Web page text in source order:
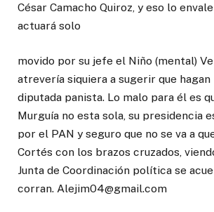
César Camacho Quiroz, y eso lo
actuará solo
movido por su jefe el Niño (mental)
atrevería siquiera a sugerir que
diputada panista. Lo malo para él es
Murguía no esta sola, su presidencia
por el PAN y seguro que no se va a
Cortés con los brazos cruzados,
Junta de Coordinación política se
corran. Alejim04@gmail.com